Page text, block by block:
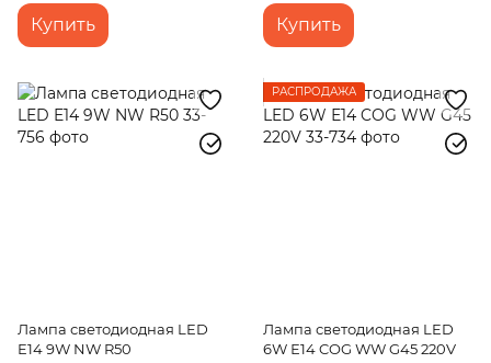
Купить Купить
Лампа светодиодная LED
E14 9W NW R50
РАСПРОДАЖА
Лампа светодиодная LED
6W Е14 COG WW G45 220V